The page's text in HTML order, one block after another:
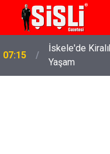
07:15
İskele'de
Yaşam